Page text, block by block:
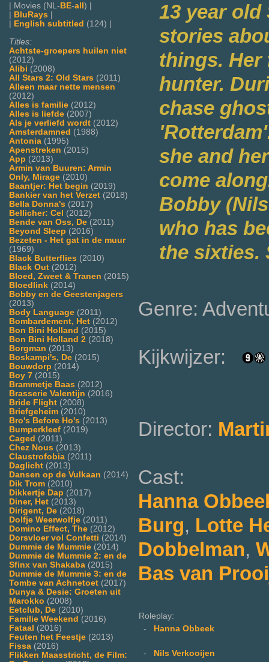
| Movies (NL- BE-all ) |
BluRays
English subtitled (124) |
Titles:
Achtste-groepers huilen niet
(2012)
Alibi (2008)
All Stars 2: Old Stars (2011)
Alleen maar nette mensen
(2012)
Alles is familie (2012)
Alles is liefde (2007)
Als je verliefd wordt (2012)
Amsterdamned (1988)
Antonia (1995)
Apenstreken (2015)
App (2013)
Armin van Buuren: Armin
Only, Mirage (2010)
Baantjer: Het begin (2019)
Bankier van het Verzet (2018)
Bella Donna's (2017)
Bellicher: Cel (2012)
Bende van Oss, De (2011)
Beyond Sleep (2016)
Bezeten - Het gat in de muur
(1969)
Black Butterflies (2010)
Black Out (2012)
Bloed, Zweet & Tranen (2015)
Bloedlink (2014)
Bobby en de Geestenjagers
(2013)
Body Language (2011)
Bombardement, Het (2012)
Bon Bini Holland (2015)
Bon Bini Holland 2 (2018)
Borgman (2013)
Boskampi's, De (2015)
Bouwdorp (2014)
Boy 7 (2015)
Brammetje Baas (2012)
Brasserie Valentijn (2016)
Bride Flight (2008)
Briefgeheim (2010)
Bro's Before Ho's (2013)
Bumperkleef (2019)
Caged (2011)
Chez Nous (2013)
Claustrofobia (2011)
Daglicht (2013)
Dansen op de Vulkaan (2014)
Dik Trom (2010)
Dikkertje Dap (2017)
Diner, Het (2013)
Dirigent, De (2018)
Dolfje Weerwolfje (2011)
Domino Effect, The (2012)
Dorsvloer vol Confetti (2014)
Dummie de Mummie (2014)
Dummie de Mummie 2: en de
Sfinx van Shakaba (2015)
Dummie de Mummie 3: en de
Tombe van Achnetoet (2017)
Dunya & Desie: Groeten uit
Marokko (2008)
Eetclub, De (2010)
Familie Weekend (2016)
Fataal (2016)
Feuten het Feestje (2013)
Fissa (2016)
Flikken Maasstricht, de Film:
13 year old
stories
things. Her
hunter.
chase
she and
come
Bobby
who has
the sixties.
Genre:
Kijkwijzer:
Director:
Cast:
Hanna
Burg, Lotte
Dobbelman,
Bas van
Roleplay:
-
Hanna Obbeek
- Nils Verkooijen